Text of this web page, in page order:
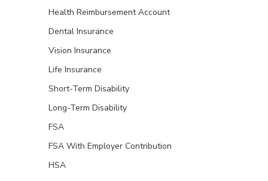
Health Reimbursement Account
Dental Insurance
Vision Insurance
Life Insurance
Short-Term Disability
Long-Term Disability
FSA
FSA With Employer Contribution
HSA